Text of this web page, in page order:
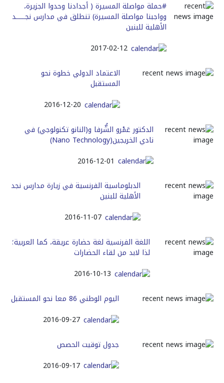
#حملة مواصلة المسيرة ( أجدادنا وحدوا الجزيرة،
وواجبنا مواصلة المسيرة) تنطلق في مدارس نجــــــد
الأهلية للبنين
2017-02-12
الاعتماد الدولي خطوة نحو
المستقبل
2016-12-20
الدكتور عَمْرو الشُّرفا و(النانو تكنولوجي) في
نادي الخريجين(Nano Technology)
2016-12-01
الدبلوماسية الفرنسية في زيارة مدارس نجد
الأهلية للبنين
2016-11-07
اللغة الفرنسية لغة حضارة عريقة، كما العربية؛
لذا لابد من لقاء الحضارات
2016-10-13
اليوم الوطني 86 معا نحو المستقبل
2016-09-27
جدول توقيت الحصص
2016-09-17